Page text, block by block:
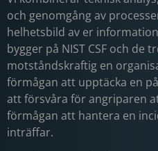
och genomgång av
helhetsbild av er
bygger på NIST CSF och
motståndskraftig en
förmågan att upptäcka en
att försvåra för angriparen
förmågan att hantera en
inträffar.